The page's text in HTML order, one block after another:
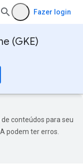
Fazer login
(GKE)
conteúdos para seu
podem ter erros.